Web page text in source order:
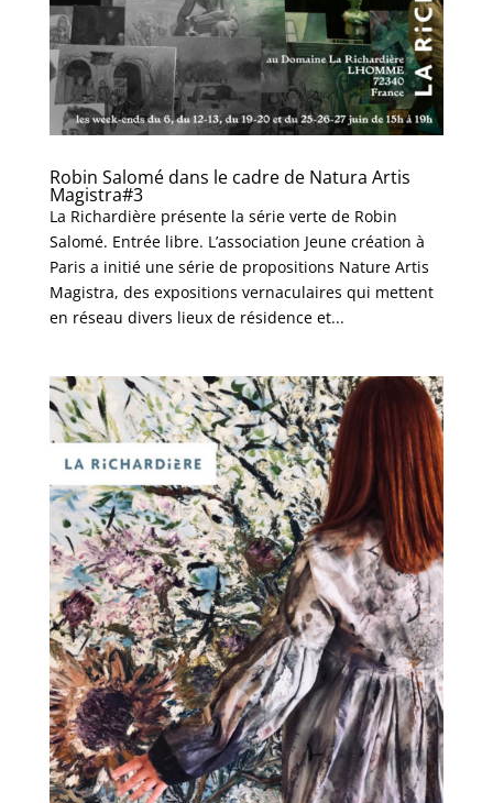
Robin Salomé dans le cadre de Natura Artis
Magistra#3
La Richardière présente la série verte de Robin
Salomé. Entrée libre. L’association Jeune création à
Paris a initié une série de propositions Nature Artis
Magistra, des expositions vernaculaires qui mettent
en réseau divers lieux de résidence et...